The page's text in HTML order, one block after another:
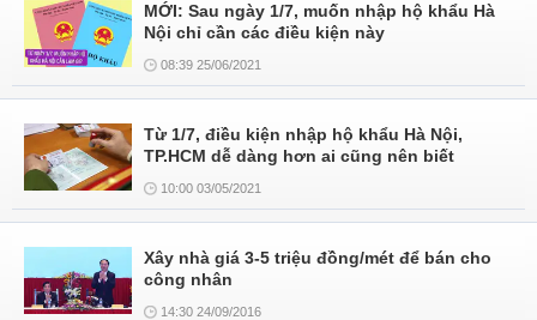
MỚI: Sau ngày 1/7, muốn nhập hộ khẩu Hà
Nội chỉ cần các điều kiện này
08:39 25/06/2021
Từ 1/7, điều kiện nhập hộ khẩu Hà Nội,
TP.HCM dễ dàng hơn ai cũng nên biết
10:00 03/05/2021
Xây nhà giá 3-5 triệu đồng/mét để bán cho
công nhân
14:30 24/09/2016